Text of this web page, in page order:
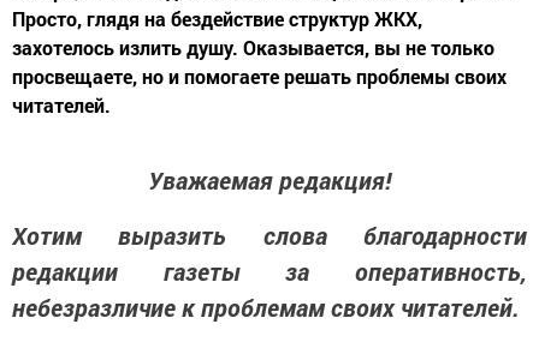
Просто, глядя на бездействие структур ЖКХ,
захотелось излить душу. Оказывается, вы не только
просвещаете, но и помогаете решать проблемы своих
читателей.
Уважаемая редакция!
Хотим выразить слова благодарности
редакции газеты за оперативность,
небезразличие к проблемам своих читателей.